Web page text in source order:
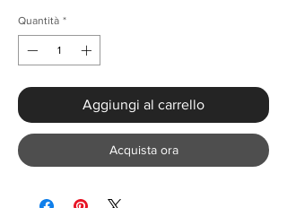
Quantità *
Aggiungi al carrello
Acquista ora